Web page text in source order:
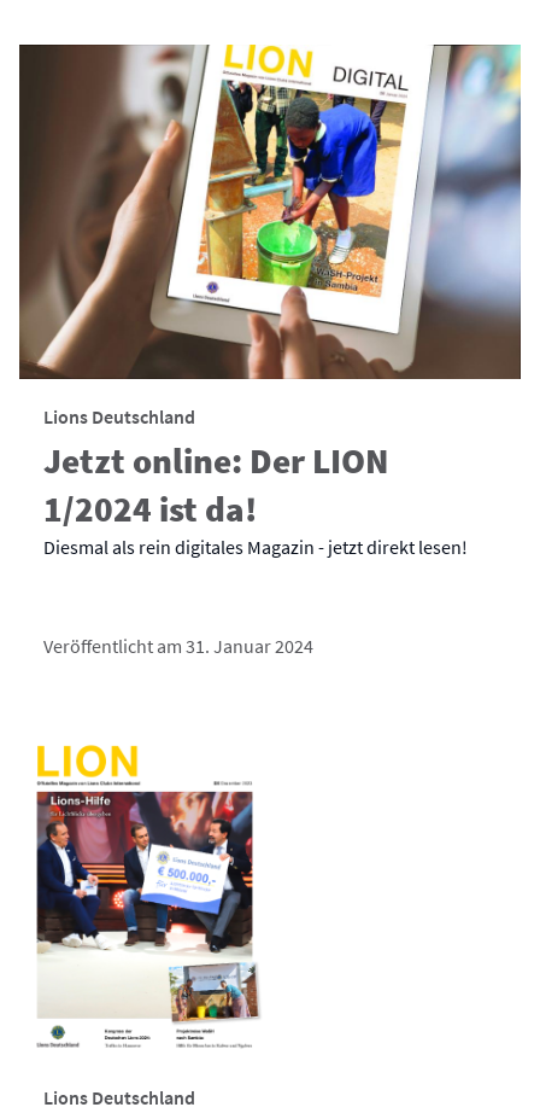
Lions Deutschland
Jetzt online: Der LION
1/2024 ist da!
Diesmal als rein digitales Magazin - jetzt direkt lesen!
Veröffentlicht am 31. Januar 2024
Lions Deutschland